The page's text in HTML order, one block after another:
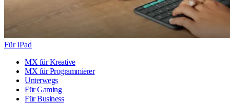
Für iPad
MX für Kreative
MX für Programmierer
Unterwegs
Für Gaming
Für Business